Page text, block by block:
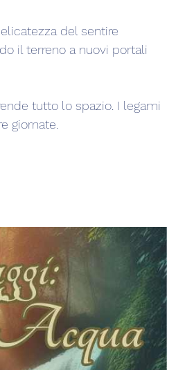
del sentire
il terreno a nuovi portali
tutto lo spazio. I legami
giornate.